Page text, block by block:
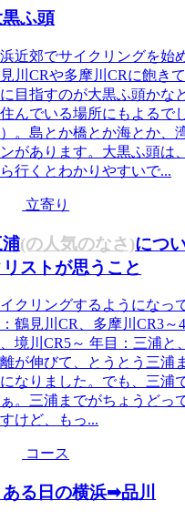
黒ふ頭
近郊でサイクリングを始
川CRや多摩川CRに飽きて
目指すのが大黒ふ頭かな
住んでいる場所にもよるで
。島とか橋とか海とか、
があります。大黒ふ頭は
行くとわかりやすいで...
立寄り
(の人気のなさ)につ
ストが思うこと
クリングするようになっ
鶴見川CR、多摩川CR3～
境川CR5～ 年目：三浦と
が伸びて、とうとう三浦
になりました。でも、三浦
。三浦までがちょうどっ
けど、もっ...
コース
ある日の横浜➡品川